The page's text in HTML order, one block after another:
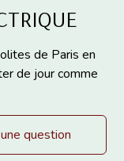
de Paris en
de jour comme
question